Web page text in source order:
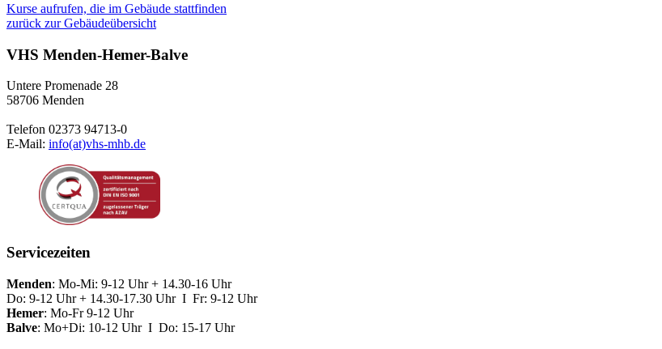
Kurse aufrufen, die im Gebäude stattfinden
zurück zur Gebäudeübersicht
VHS Menden-Hemer-Balve
Untere Promenade 28
58706 Menden
Telefon 02373 94713-0
E-Mail: info(at)vhs-mhb.de
Servicezeiten
Menden: Mo-Mi: 9-12 Uhr + 14.30-16 Uhr
Do: 9-12 Uhr + 14.30-17.30 Uhr I Fr: 9-12 Uhr
Hemer: Mo-Fr 9-12 Uhr
Balve: Mo+Di: 10-12 Uhr I Do: 15-17 Uhr